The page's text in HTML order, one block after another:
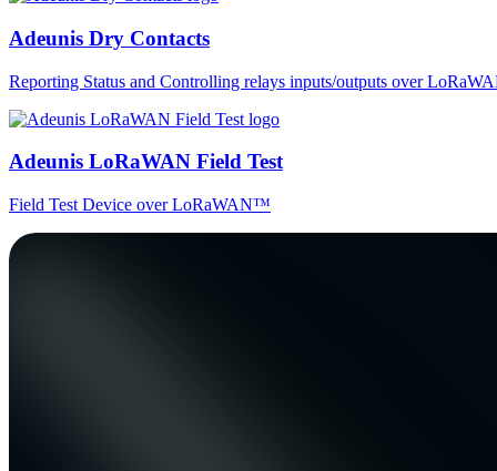
Adeunis Dry Contacts
Reporting Status and Controlling relays inputs/outputs over
Adeunis LoRaWAN Field Test
Field Test Device over LoRaWAN™